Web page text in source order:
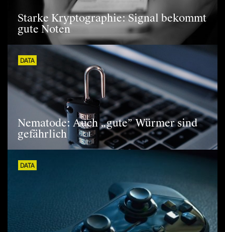
Starke Kryptographie: Signal bekommt
gute Noten
DATA
Nematode: Auch „gute” Würmer sind
gefährlich
DATA